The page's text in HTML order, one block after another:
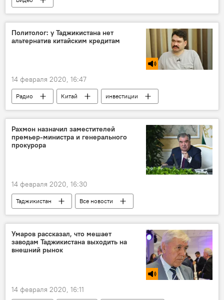
Политолог: у Таджикистана нет
альтернатив китайским кредитам
14 февраля 2020, 16:47
Радио Китай
инвестиции
Экономика
Россия Таджикистан
Рахмон назначил заместителей
премьер-министра и генерального
прокурора
14 февраля 2020, 16:30
Таджикистан
Все новости
Эмомали Рахмон
Ташкент
Умаров рассказал, что мешает
заводам Таджикистана выходить на
внешний рынок
14 февраля 2020, 16:11